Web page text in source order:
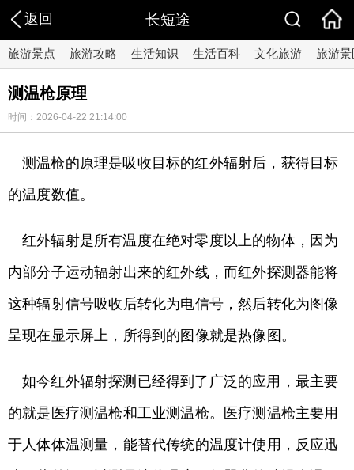
返回 长短途
旅游景点 旅游攻略 生活知识 生活百科 文化旅游 旅游景
测温枪原理
时间：2026-04-22 21:14:00
测温枪的原理是吸收目标的红外辐射后，获得目标
的温度数值。
红外辐射是所有温度在绝对零度以上的物体，因为
内部分子运动辐射出来的红外线，而红外探测器能将
这种辐射信号吸收后转化为电信号，然后转化为图像
呈现在显示屏上，所得到的图像就是热像图。
如今红外辐射探测已经得到了广泛的应用，最主要
的就是医疗测温枪和工业测温枪。医疗测温枪主要用
于人体体温测量，能替代传统的温度计使用，反应迅